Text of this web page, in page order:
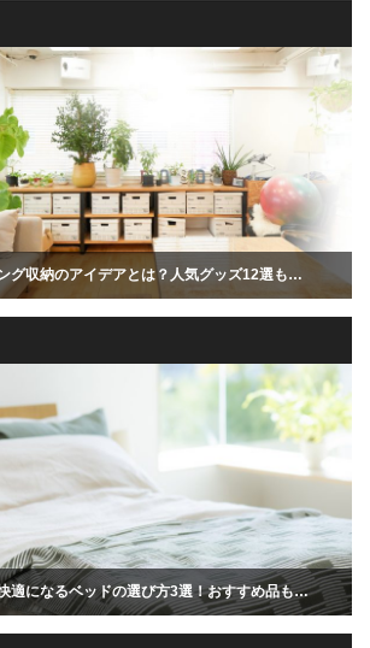
グ収納のアイデアとは？人気グッズ12選も…
適になるベッドの選び方3選！おすすめ品も…